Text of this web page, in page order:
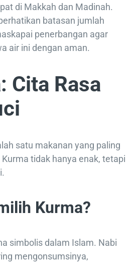
di Makkah dan Madinah.
batasan jumlah
penerbangan agar
air ini dengan aman.
Cita Rasa
satu makanan yang paling
tidak hanya enak, tetapi
Kurma?
simbolis dalam Islam. Nabi
mengonsumsinya,